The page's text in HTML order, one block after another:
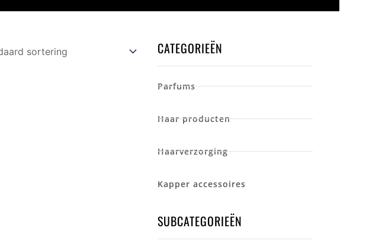
CATEGORIEËN
Parfums
Haar producten
Haarverzorging
Kapper accessoires
SUBCATEGORIEËN